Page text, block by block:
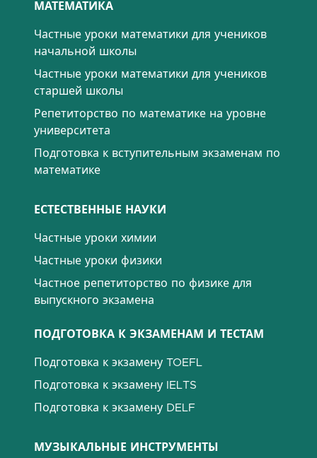
МАТЕМАТИКА
Частные уроки математики для учеников
начальной школы
Частные уроки математики для учеников
старшей школы
Репетиторство по математике на уровне
университета
Подготовка к вступительным экзаменам по
математике
ЕСТЕСТВЕННЫЕ НАУКИ
Частные уроки химии
Частные уроки физики
Частное репетиторство по физике для
выпускного экзамена
ПОДГОТОВКА К ЭКЗАМЕНАМ И ТЕСТАМ
Подготовка к экзамену TOEFL
Подготовка к экзамену IELTS
Подготовка к экзамену DELF
МУЗЫКАЛЬНЫЕ ИНСТРУМЕНТЫ